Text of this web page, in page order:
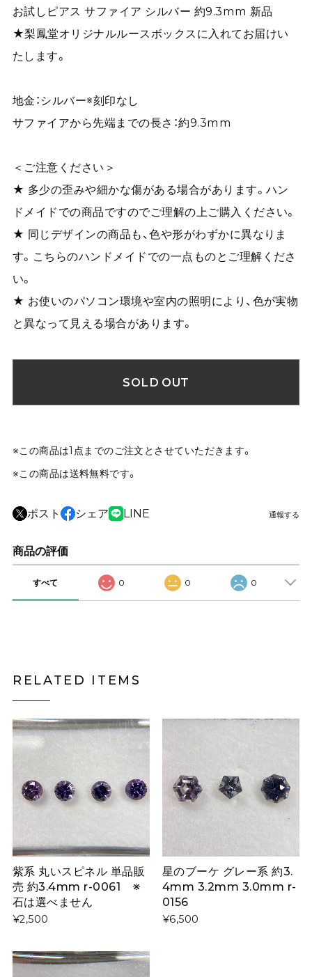
お試しピアス サファイア シルバー 約9.3mm 新品
★梨鳳堂オリジナルルースボックスに入れてお届けい
たします。
地金：シルバー※刻印なし
サファイアから先端までの長さ：約9.3mm
＜ご注意ください＞
★ 多少の歪みや細かな傷がある場合があります。ハン
ドメイドでの商品ですのでご理解の上ご購入ください。
★ 同じデザインの商品も、色や形がわずかに異なりま
す。こちらのハンドメイドでの一点ものとご理解くださ
い。
★ お使いのパソコン環境や室内の照明により、色が実物
と異なって見える場合があります。
SOLD OUT
※この商品は1点までのご注文とさせていただきます。
※この商品は送料無料です。
ポスト シェア LINE 通報する
商品の評価
すべて 0 0 0
RELATED ITEMS
紫系 丸いスピネル 単品販
売 約3.4mm r-0061 ※
石は選べません
¥2,500
星のブーケ グレー系 約3.
4mm 3.2mm 3.0mm r-
0156
¥6,500